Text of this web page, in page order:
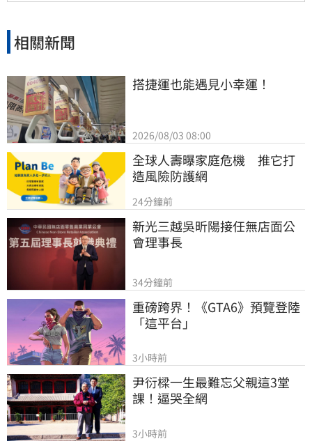
相關新聞
搭捷運也能遇見小幸運！
2026/08/03 08:00
全球人壽曝家庭危機　推它打
造風險防護網
24分鐘前
新光三越吳昕陽接任無店面公
會理事長
34分鐘前
重磅跨界！《GTA6》預覽登陸
「這平台」
3小時前
尹衍樑一生最難忘父親這3堂
課！逼哭全網
3小時前